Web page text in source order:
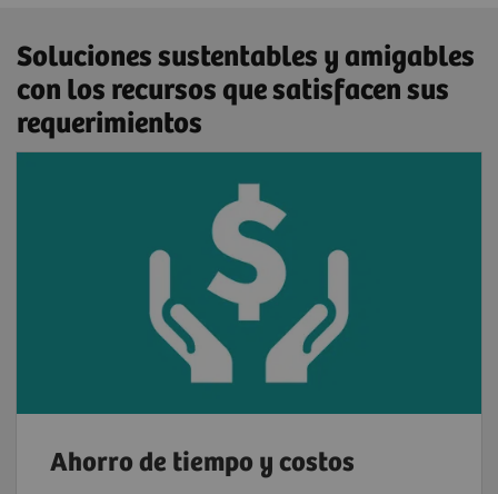
Soluciones sustentables y amigables
con los recursos que satisfacen sus
requerimientos
Ahorro de tiempo y costos